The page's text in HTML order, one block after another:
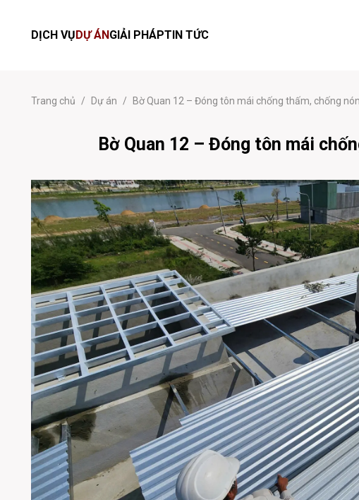
DỊCH VỤDỰ ÁNGIẢI PHÁPTIN TỨC
Trang chủ / Dự án / Bờ Quan 12 – Đóng tôn mái chống thấm, chống
Bờ Quan 12 – Đóng tôn mái